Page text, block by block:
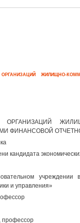
ЖИЛИЩНО-
ФИНАНСОВОЙ
кандидата
учреждении
и управления»
профессор